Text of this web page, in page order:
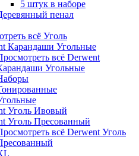
5 штук в наборе
пенал
всё Уголь
Карандаши Угольные
всё Derwent
Угольные
Уголь Ивовый
Уголь Пресованный
всё Derwent Уголь